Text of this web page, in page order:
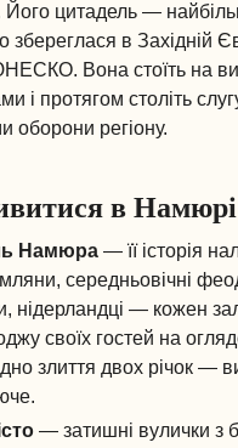
Його цитадель —
в Західній
Вона стоїть на
і протягом століть
оборони регіону.
в
Намюра — її історія
середньовічні
нідерландці — кожен
своїх гостей на
злиття двох річок —
— затишні вулички з